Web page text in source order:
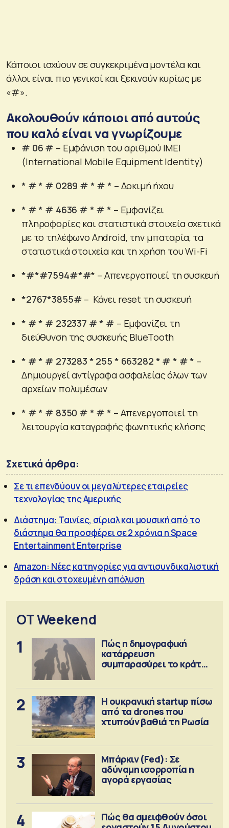
Κάποιοι ισχύουν σε συγκεκριμένα μοντέλα και
άλλοι είναι πιο γενικοί και ξεκινούν κυρίως με
«#».
Ακολουθούν κάποιοι από αυτούς
που καλό είναι να γνωρίζουμε
# 06 # – Εμφάνιση του αριθμού IMEI
(International Mobile Equipment Identity)
* # * # 0289 # * # * – Δοκιμή ήχου
* # * # 4636 # * # * – Εμφανίζει
πληροφορίες και στατιστικά στοιχεία σχετικά
με το τηλέφωνο Android, την μπαταρία, τα
στατιστικά στοιχεία και τη χρήση του Wi-Fi
*#*#7594#*#* – Απενεργοποιεί τη συσκευή
*2767*3855# – Κάνει reset τη συσκευή
* # * # 232337 # * # – Εμφανίζει τη
διεύθυνση της συσκευής BlueTooth
* # * # 273283 * 255 * 663282 * # * # * –
Δημιουργεί αντίγραφα ασφαλείας όλων των
αρχείων πολυμέσων
* # * # 8350 # * # * – Απενεργοποιεί τη
λειτουργία καταγραφής φωνητικής κλήσης
Σχετικά άρθρα:
Σε τι επενδύουν οι μεγαλύτερες εταιρείες
τεχνολογίας της Αμερικής
Διάστημα: Ταινίες, σίριαλ και μουσική από το
διάστημα θα προσφέρει σε 2 χρόνια η Space
Entertainment Enterprise
Amazon: Νέες κατηγορίες για αντισυνδικαλιστική
δράση και στοχευμένη απόλυση
OT Weekend
1
Πώς η δημογραφική
κατάρρευση
συμπαρασύρει το κράτος
2
Η ουκρανική startup πίσω
από τα drones που
χτυπούν βαθιά τη Ρωσία
3
Μπάρκιν (Fed): Σε
αδύναμη ισορροπία η
αγορά εργασίας
4
Πώς θα αμειφθούν όσοι